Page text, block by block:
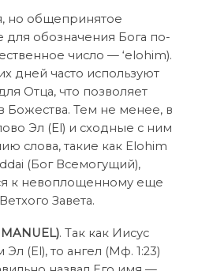
но общепринятое
для обозначения Бога по-
число — ‘elohim).
дней часто используют
Отца, что позволяет
Божества. Тем не менее, в
Эл (El) и сходные с ним
слова, такие как Elohim
(Бог Всемогущий),
к невоплощенному еще
Завета.
. Так как Иисус
(El), то ангел (Mф. 1:23)